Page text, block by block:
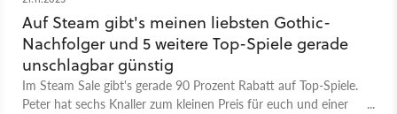
Auf Steam gibt's meinen liebsten Gothic-
Nachfolger und 5 weitere Top-Spiele gerade
unschlagbar günstig
Im Steam Sale gibt's gerade 90 Prozent Rabatt auf Top-Spiele.
Peter hat sechs Knaller zum kleinen Preis für euch und einer